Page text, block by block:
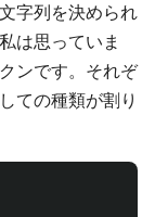
字列を決められ
は思っていま
ンです。それぞ
ての種類が割り